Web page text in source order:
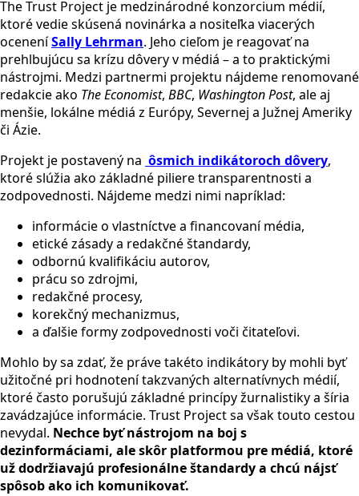
The Trust Project je medzinárodné konzorcium médií,
ktoré vedie skúsená novinárka a nositeľka viacerých
oceneníSally Lehrman. Jeho cieľom je reagovať na
prehlbujúcu sa krízu dôvery v médiá – a to praktickými
nástrojmi. Medzi partnermi projektu nájdeme renomované
redakcie ako The Economist, BBC, Washington Post, ale aj
menšie, lokálne médiá z Európy, Severnej a Južnej Ameriky
či Ázie.
Projekt je postavený na ôsmich indikátoroch dôvery,
ktoré slúžia ako základné piliere transparentnosti a
zodpovednosti. Nájdeme medzi nimi napríklad:
informácie o vlastníctve a financovaní média,
etické zásady a redakčné štandardy,
odbornú kvalifikáciu autorov,
prácu so zdrojmi,
redakčné procesy,
korekčný mechanizmus,
a ďalšie formy zodpovednosti voči čitateľovi.
Mohlo by sa zdať, že práve takéto indikátory by mohli byť
užitočné pri hodnotení takzvaných alternatívnych médií,
ktoré často porušujú základné princípy žurnalistiky a šíria
zavádzajúce informácie. Trust Project sa však touto cestou
nevydal. Nechce byť nástrojom na boj s
dezinformáciami, ale skôr platformou pre médiá, ktoré
už dodržiavajú profesionálne štandardy a chcú nájsť
spôsob ako ich komunikovať.